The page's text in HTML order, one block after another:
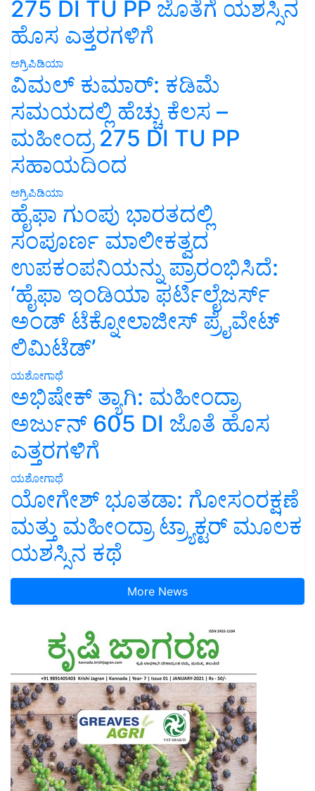
275 DI TU PP ಜೊತೆಗೆ ಯಶಸ್ಸಿನ
ಹೊಸ ಎತ್ತರಗಳಿಗೆ
ಅಗ್ರಿಪಿಡಿಯಾ
ವಿಮಲ್ ಕುಮಾರ್: ಕಡಿಮೆ
ಸಮಯದಲ್ಲಿ ಹೆಚ್ಚು ಕೆಲಸ –
ಮಹೀಂದ್ರ 275 DI TU PP
ಸಹಾಯದಿಂದ
ಅಗ್ರಿಪಿಡಿಯಾ
ಹೈಫಾ ಗುಂಪು ಭಾರತದಲ್ಲಿ
ಸಂಪೂರ್ಣ ಮಾಲೀಕತ್ವದ
ಉಪಕಂಪನಿಯನ್ನು ಪ್ರಾರಂಭಿಸಿದೆ:
‘ಹೈಫಾ ಇಂಡಿಯಾ ಫರ್ಟಿಲೈಜರ್ಸ್
ಅಂಡ್ ಟೆಕ್ನೋಲಾಜೀಸ್ ಪ್ರೈವೇಟ್
ಲಿಮಿಟೆಡ್’
ಯಶೋಗಾಥೆ
ಅಭಿಷೇಕ್ ತ್ಯಾಗಿ: ಮಹೀಂದ್ರಾ
ಅರ್ಜುನ್ 605 DI ಜೊತೆ ಹೊಸ
ಎತ್ತರಗಳಿಗೆ
ಯಶೋಗಾಥೆ
ಯೋಗೇಶ್ ಭೂತಡಾ: ಗೋಸಂರಕ್ಷಣೆ
ಮತ್ತು ಮಹೀಂದ್ರಾ ಟ್ರ್ಯಾಕ್ಟರ್ ಮೂಲಕ
ಯಶಸ್ಸಿನ ಕಥೆ
More News